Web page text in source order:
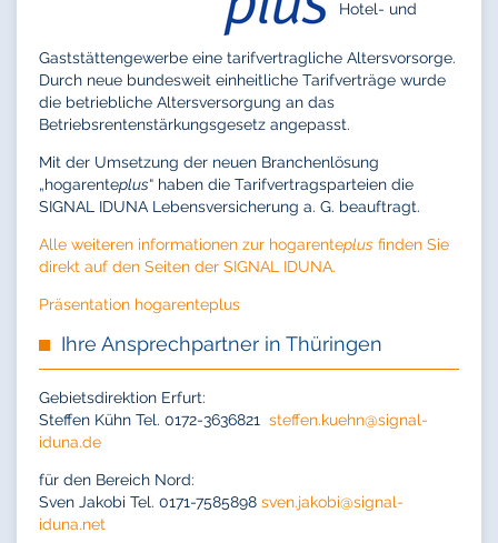
Hotel- und
Gaststättengewerbe eine tarifvertragliche Altersvorsorge.
Durch neue bundesweit einheitliche Tarifverträge wurde
die betriebliche Altersversorgung an das
Betriebsrentenstärkungsgesetz angepasst.
Mit der Umsetzung der neuen Branchenlösung
„hogarenteplus“ haben die Tarifvertragsparteien die
SIGNAL IDUNA Lebensversicherung a. G. beauftragt.
Alle weiteren informationen zur hogarenteplus finden Sie
direkt auf den Seiten der SIGNAL IDUNA.
Präsentation hogarenteplus
Ihre Ansprechpartner in Thüringen
Gebietsdirektion Erfurt:
Steffen Kühn Tel. 0172-3636821 steffen.kuehn@signal-
iduna.de
für den Bereich Nord:
Sven Jakobi Tel. 0171-7585898 sven.jakobi@signal-
iduna.net